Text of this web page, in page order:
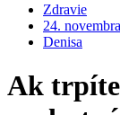
Zdravie
24.
Denisa
Ak trpíte